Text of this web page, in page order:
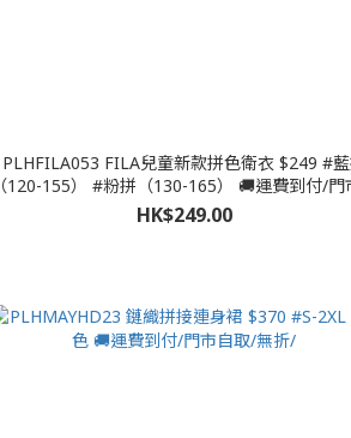
PLHFILA053 FILA兒童新款拼色衛衣 $249 #
（120-155） #粉拼（130-165） 🚚運費到付/門
取/無折/
HK$249.00